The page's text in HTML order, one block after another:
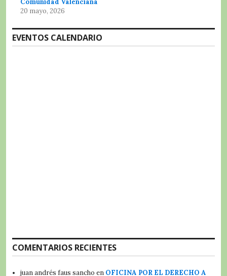
Comunidad Valenciana
20 mayo, 2026
EVENTOS CALENDARIO
COMENTARIOS RECIENTES
juan andrés faus sancho en OFICINA POR EL DERECHO A